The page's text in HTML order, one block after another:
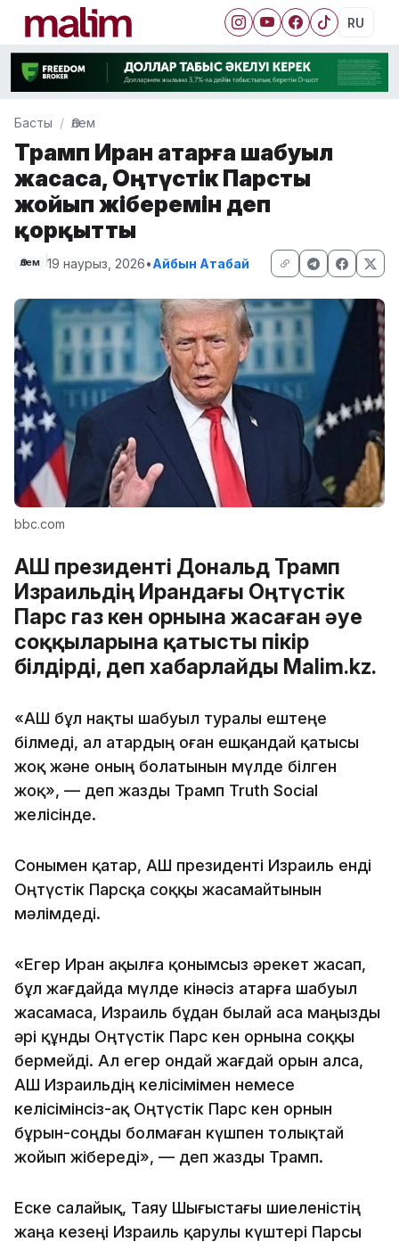
RU
Басты Әлем
Трамп Иран Қатарға шабуыл
жасаса, Оңтүстік Парсты
жойып жіберемін деп
қорқытты
Әлем 19 наурыз, 2026•Айбын Атабай
bbc.com
АҚШ президенті Дональд Трамп
Израильдің Ирандағы Оңтүстік
Парс газ кен орнына жасаған әуе
соққыларына қатысты пікір
білдірді, деп хабарлайды Malim.kz.
«АҚШ бұл нақты шабуыл туралы ештеңе
білмеді, ал Қатардың оған ешқандай қатысы
жоқ және оның болатынын мүлде білген
жоқ», — деп жазды Трамп Truth Social
желісінде.
Сонымен қатар, АҚШ президенті Израиль енді
Оңтүстік Парсқа соққы жасамайтынын
мәлімдеді.
«Егер Иран ақылға қонымсыз әрекет жасап,
бұл жағдайда мүлде кінәсіз Қатарға шабуыл
жасамаса, Израиль бұдан былай аса маңызды
әрі құнды Оңтүстік Парс кен орнына соққы
бермейді. Ал егер ондай жағдай орын алса,
АҚШ Израильдің келісімімен немесе
келісімінсіз-ақ Оңтүстік Парс кен орнын
бұрын-соңды болмаған күшпен толықтай
жойып жібереді», — деп жазды Трамп.
Еске салайық, Таяу Шығыстағы шиеленістің
жаңа кезеңі Израиль қарулы күштері Парсы